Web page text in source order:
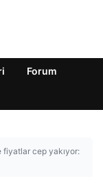
Forum
fiyatlar cep yakıyor: